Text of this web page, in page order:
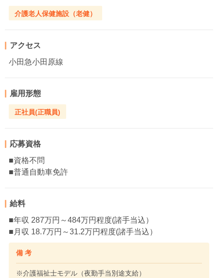
介護老人保健施設（老健）
アクセス
小田急小田原線
雇用形態
正社員(正職員)
応募資格
■資格不問
■普通自動車免許
給料
■年収 287万円～484万円程度(諸手当込）
■月収 18.7万円～31.2万円程度(諸手当込）
備 考
※介護福祉士モデル（夜勤手当別途支給）